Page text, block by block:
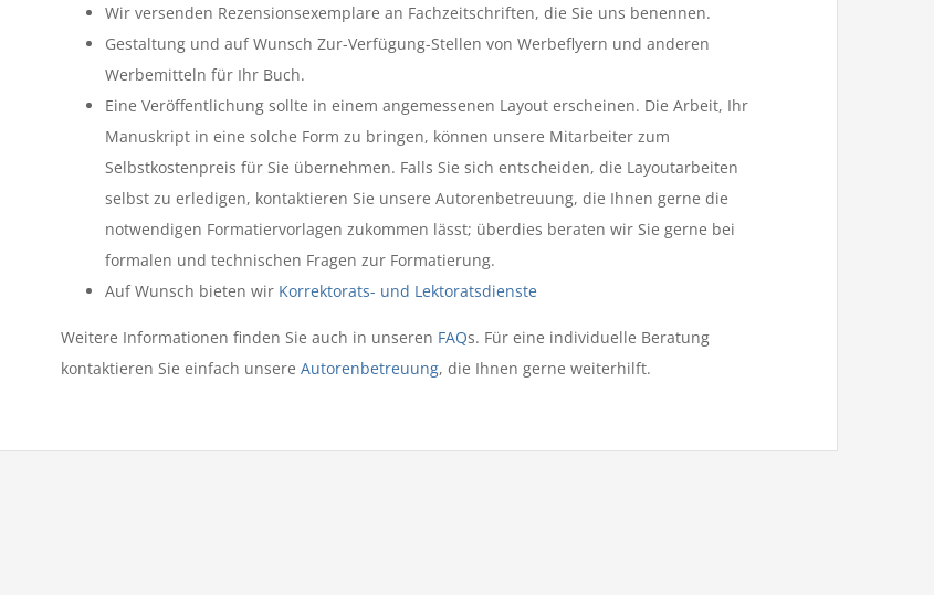
Wir versenden Rezensionsexemplare an Fachzeitschriften, die Sie uns benennen.
Gestaltung und auf Wunsch Zur-Verfügung-Stellen von Werbeflyern und anderen
Werbemitteln für Ihr Buch.
Eine Veröffentlichung sollte in einem angemessenen Layout erscheinen. Die Arbeit, Ihr
Manuskript in eine solche Form zu bringen, können unsere Mitarbeiter zum
Selbstkostenpreis für Sie übernehmen. Falls Sie sich entscheiden, die Layoutarbeiten
selbst zu erledigen, kontaktieren Sie unsere Autorenbetreuung, die Ihnen gerne die
notwendigen Formatiervorlagen zukommen lässt; überdies beraten wir Sie gerne bei
formalen und technischen Fragen zur Formatierung.
Auf Wunsch bieten wir Korrektorats- und Lektoratsdienste
Weitere Informationen finden Sie auch in unseren FAQs. Für eine individuelle Beratung
kontaktieren Sie einfach unsere Autorenbetreuung, die Ihnen gerne weiterhilft.